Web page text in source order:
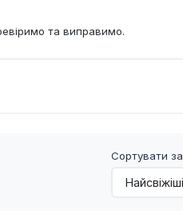
та виправимо.
Сортувати за